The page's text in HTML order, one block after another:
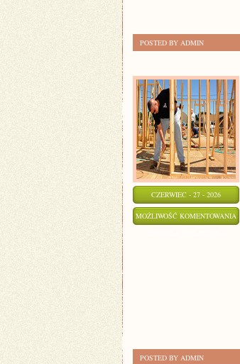
POSTED BY ADMIN
CZERWIEC - 27 - 2026
MOŻLIWOŚĆ KOMENTOWANIA
POSTED BY ADMIN